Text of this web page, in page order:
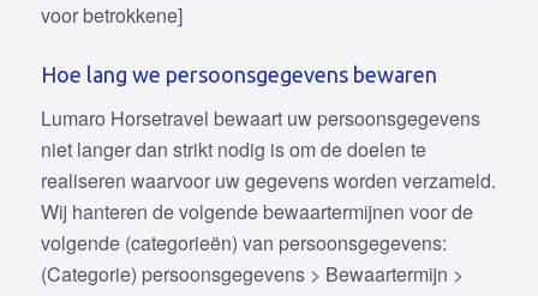
voor betrokkene]
Hoe lang we persoonsgegevens bewaren
Lumaro Horsetravel bewaart uw persoonsgegevens
niet langer dan strikt nodig is om de doelen te
realiseren waarvoor uw gegevens worden verzameld.
Wij hanteren de volgende bewaartermijnen voor de
volgende (categorieën) van persoonsgegevens:
(Categorie) persoonsgegevens > Bewaartermijn >